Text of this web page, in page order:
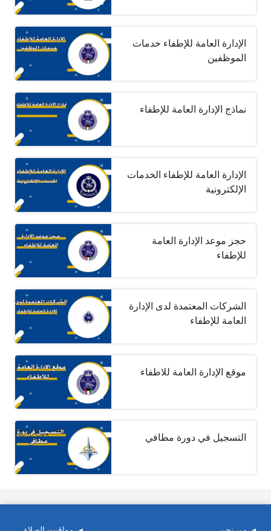
الإدارة العامة للإطفاء خدمات
الموظفين
نماذج الإدارة العامة للإطفاء
الإدارة العامة للإطفاء الخدمات
الإلكترونية
حجز موعد الإدارة العامة
للإطفاء
الشركات المعتمدة لدى الإدارة
العامة للإطفاء
موقع الإدارة العامة للاطفاء
التسجيل في دورة مطافي